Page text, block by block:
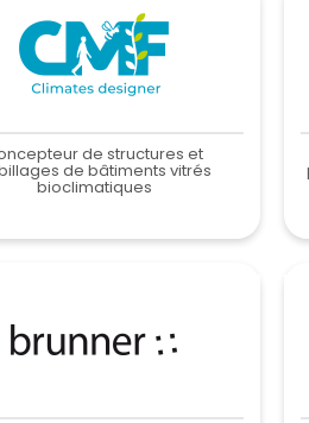
de structures et
de bâtiments vitrés
bioclimatiques